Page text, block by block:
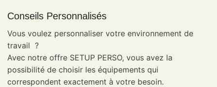
Conseils Personnalisés
Vous voulez personnaliser votre environnement de
travail ?
Avec notre offre SETUP PERSO, vous avez la
possibilité de choisir les équipements qui
correspondent exactement à votre besoin.